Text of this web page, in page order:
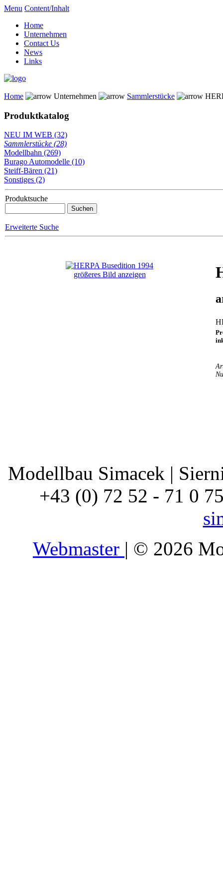
Menu Content/Inhalt
Home
Unternehmen
Contact Us
News
Links
Home Unternehmen Sammlerstücke
Produktkatalog
NEU IM WEB (32)
Sammlerstücke (28)
Modellbahn (269)
Burago Automodelle (10)
Steiff-Bären (21)
Sonstiges (2)
Produktsuche
Erweiterte Suche
größeres Bild anzeigen
Modellbau Simacek |
+43 (0) 72 52 - 71 0
Webmaster | © 2026